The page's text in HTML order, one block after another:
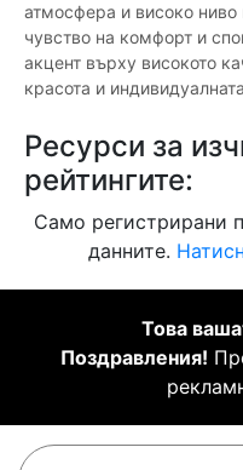
атмосфера и високо
чувство на комфорт и
акцент върху високото
красота и
Ресурси за
рейтингите:
Само регистрирани
данните.
Това
Поздравления!